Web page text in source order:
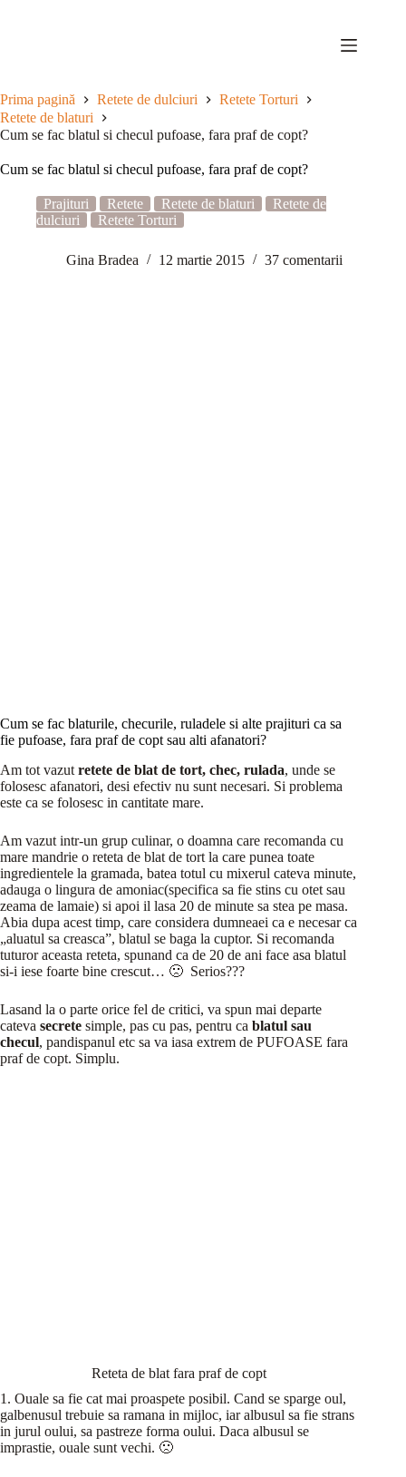
Prima pagină Retete de dulciuri
Retete Torturi
Retete de blaturi
Cum se fac blatul si checul pufoase, fara praf de copt?
Cum se fac blatul si checul pufoase, fara praf de copt?
Prajituri Retete Retete de blaturi
Retete de
dulciuri
Retete Torturi
Gina Bradea 12 martie 2015 37 comentarii
Cum se fac blaturile, checurile, ruladele si alte prajituri ca sa
fie pufoase, fara praf de copt sau alti afanatori?
Am tot vazut retete de blat de tort, chec, rulada, unde se
folosesc afanatori, desi efectiv nu sunt necesari. Si problema
este ca se folosesc in cantitate mare.
Am vazut intr-un grup culinar, o doamna care recomanda cu
mare mandrie o reteta de blat de tort la care punea toate
ingredientele la gramada, batea totul cu mixerul cateva minute,
adauga o lingura de amoniac(specifica sa fie stins cu otet sau
zeama de lamaie) si apoi il lasa 20 de minute sa stea pe masa.
Abia dupa acest timp, care considera dumneaei ca e necesar ca
„aluatul sa creasca”, blatul se baga la cuptor. Si recomanda
tuturor aceasta reteta, spunand ca de 20 de ani face asa blatul
si-i iese foarte bine crescut… 🙁 Serios???
Lasand la o parte orice fel de critici, va spun mai departe
cateva secrete simple, pas cu pas, pentru ca blatul sau
checul, pandispanul etc sa va iasa extrem de PUFOASE fara
praf de copt. Simplu.
Reteta de blat fara praf de copt
1. Ouale sa fie cat mai proaspete posibil. Cand se sparge oul,
galbenusul trebuie sa ramana in mijloc, iar albusul sa fie strans
in jurul oului, sa pastreze forma oului. Daca albusul se
imprastie, ouale sunt vechi. 🙁